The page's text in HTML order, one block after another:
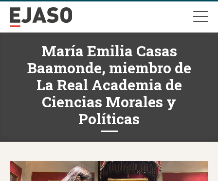
María Emilia Casas
Baamonde, miembro de
La Real Academia de
Ciencias Morales y
Políticas